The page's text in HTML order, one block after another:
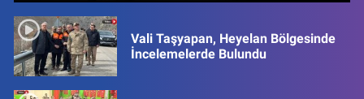
Vali Taşyapan, Heyelan Bölgesinde
İncelemelerde Bulundu